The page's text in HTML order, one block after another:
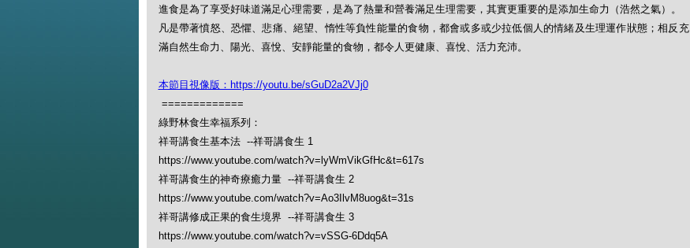
進食是為了享受好味道滿足心理需要，是為了熱量和營養滿足生理需要，其實更重要的是添加生命力（浩然之氣）。
凡是帶著憤怒、恐懼、悲痛、絕望、惰性等負性能量的食物，都會或多或少拉低個人的情緒及生理運作狀態；相反充
滿自然生命力、陽光、喜悅、安靜能量的食物，都令人更健康、喜悅、活力充沛。
本節目視像版：https://youtu.be/sGuD2a2VJj0
=============
綠野林食生幸福系列：
祥哥講食生基本法 --祥哥講食生 1
https://www.youtube.com/watch?v=lyWmVikGfHc&t=617s
祥哥講食生的神奇療癒力量 --祥哥講食生 2
https://www.youtube.com/watch?v=Ao3IlvM8uog&t=31s
祥哥講修成正果的食生境界 --祥哥講食生 3
https://www.youtube.com/watch?v=vSSG-6Ddq5A